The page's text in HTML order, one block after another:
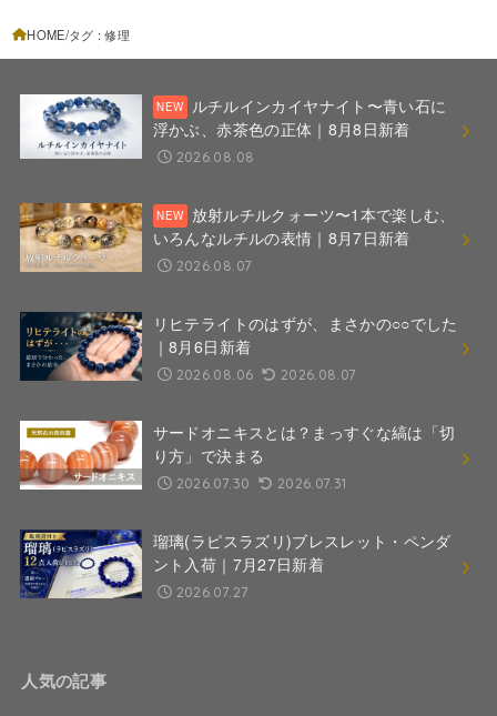
HOME タグ : 修理
ルチルインカイヤナイト〜青い石に
浮かぶ、赤茶色の正体｜8月8日新着
2026.08.08
放射ルチルクォーツ〜1本で楽しむ、
いろんなルチルの表情｜8月7日新着
2026.08.07
リヒテライトのはずが、まさかの○○でした
｜8月6日新着
2026.08.06 2026.08.07
サードオニキスとは？まっすぐな縞は「切
り方」で決まる
2026.07.30 2026.07.31
瑠璃(ラピスラズリ)ブレスレット・ペンダ
ント入荷｜7月27日新着
2026.07.27
人気の記事